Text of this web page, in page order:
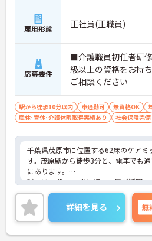
雇用形態 正社員(正職員)
応募要件
■介護職員初任者研
級以上の資格をお持
ご相談ください
駅から徒歩10分以内 車通勤可 無資格OK
産休･育休･介護休暇取得実績あり
社会保険完備
千葉県茂原市に位置する62床のケアミ
す。茂原駅から徒歩3分と、電車でも
にあります。
職員は20代～60代と幅広い層が活躍し
同士の仲も良いため、和気あいあいと
職場です。
ご興味ある方には、面接対策ポイント
詳細をお話しいたしますのでお気軽に
い。
詳細を見る 無